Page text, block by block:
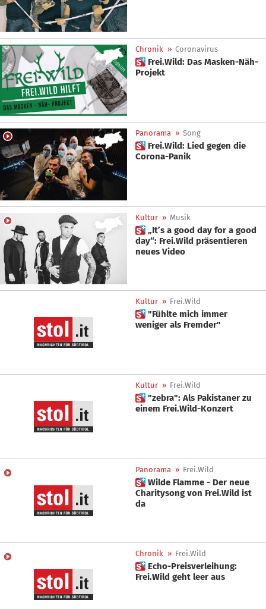
Chronik » Coronavirus
 Frei.Wild: Das Masken-Näh-
Projekt
Panorama » Song
 Frei.Wild: Lied gegen die
Corona-Panik
Kultur » Musik
 „It’s a good day for a good
day“: Frei.Wild präsentieren
neues Video
Kultur » Frei.Wild
 "Fühlte mich immer
weniger als Fremder"
Kultur » Frei.Wild
 "zebra": Als Pakistaner zu
einem Frei.Wild-Konzert
Panorama » Frei.Wild
 Wilde Flamme - Der neue
Charitysong von Frei.Wild ist
da
Chronik » Frei.Wild
 Echo-Preisverleihung:
Frei.Wild geht leer aus